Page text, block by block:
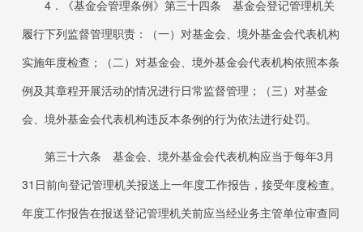
4．
《基金会管理条例》第三十四条 基金会登记管理机关
履行下列监督管理职责：（一）对基金会、境外基金会代表机构
实施年度检查；（二）对基金会、境外基金会代表机构依照本条
例及其章程开展活动的情况进行日常监督管理；（三）对基金
会、境外基金会代表机构违反本条例的行为依法进行处罚。
第三十六条 基金会、境外基金会代表机构应当于每年3月
31 日前向登记管理机关报送上一年度工作报告，接受年度检查。
年度工作报告在报送登记管理机关前应当经业务主管单位审查同